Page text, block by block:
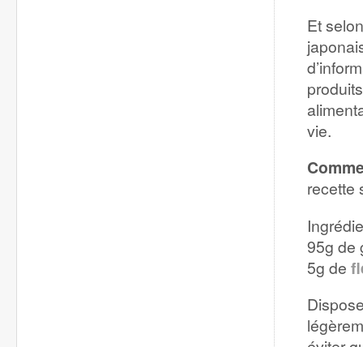
Et
vie.
recette
95g de
5g de